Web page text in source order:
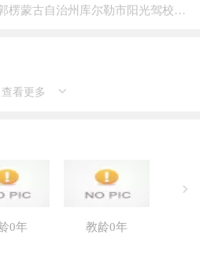
新疆维吾尔自治区巴音郭楞蒙古自治州库尔勒市阳光驾校(阳光驾校)
查看更多
0年 教龄0年